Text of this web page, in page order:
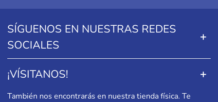
SÍGUENOS EN NUESTRAS REDES
SOCIALES
¡VÍSITANOS!
También nos encontrarás en nuestra tienda física. Te